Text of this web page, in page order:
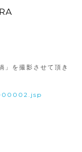
」を撮影させて頂き